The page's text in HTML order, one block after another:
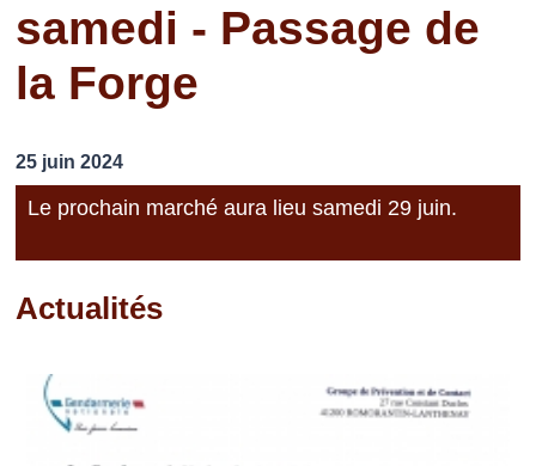
Découvrir Pierrefitte
Vie pratique
Loisirs
samedi - Passage de
la Forge
25 juin 2024
Le prochain marché aura lieu samedi 29 juin.
Actualités
Pages